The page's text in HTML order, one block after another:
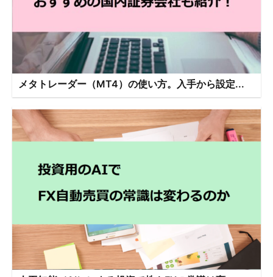
メタトレーダー（MT4）の使い方。入手から設定...